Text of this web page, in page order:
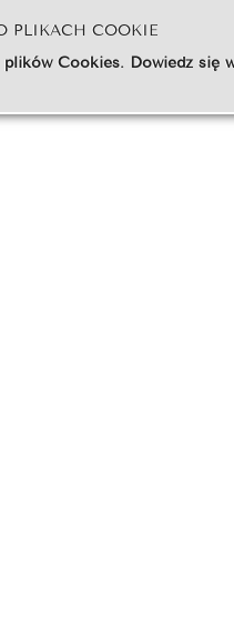
Go
PLIKACH COOKIE
plików Cookies. Dowiedz